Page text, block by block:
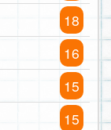
18
16
15
15